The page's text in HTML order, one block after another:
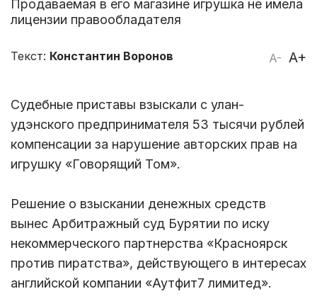
Продаваемая в его магазине игрушка не имела
лицензии правообладателя
A- A+
Текст: Константин Воронов
Судебные приставы взыскали с улан-
удэнского предпринимателя 53 тысячи рублей
компенсации за нарушение авторских прав на
игрушку «Говорящий Том».
Решение о взыскании денежных средств
вынес Арбитражный суд Бурятии по иску
некоммерческого партнерства «Красноярск
против пиратства», действующего в интересах
английской компании «Аутфит7 лимитед».